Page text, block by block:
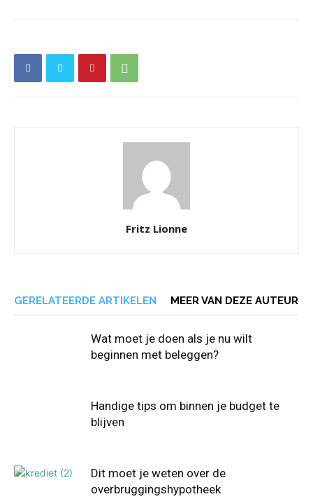
Fritz Lionne
GERELATEERDE ARTIKELEN MEER VAN DEZE AUTEUR
Wat moet je doen als je nu wilt
beginnen met beleggen?
Handige tips om binnen je budget te
blijven
Dit moet je weten over de
overbruggingshypotheek